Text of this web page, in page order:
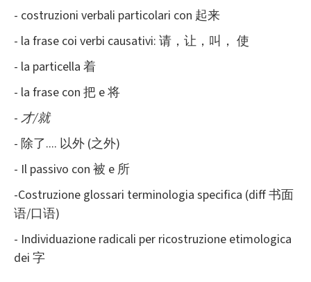
- costruzioni verbali particolari con 起来
- la frase coi verbi causativi: 请，让，叫， 使
- la particella 着
- la frase con 把 e 将
- 才/就
- 除了.... 以外 (之外)
- Il passivo con 被 e 所
-Costruzione glossari terminologia specifica (diff 书面
语/口语)
- Individuazione radicali per ricostruzione etimologica
dei 字